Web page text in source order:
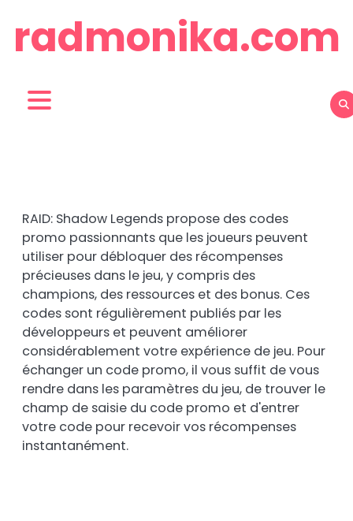
content
radmonika.com
RAID: Shadow Legends propose des codes
promo passionnants que les joueurs peuvent
utiliser pour débloquer des récompenses
précieuses dans le jeu, y compris des
champions, des ressources et des bonus. Ces
codes sont régulièrement publiés par les
développeurs et peuvent améliorer
considérablement votre expérience de jeu. Pour
échanger un code promo, il vous suffit de vous
rendre dans les paramètres du jeu, de trouver le
champ de saisie du code promo et d'entrer
votre code pour recevoir vos récompenses
instantanément.